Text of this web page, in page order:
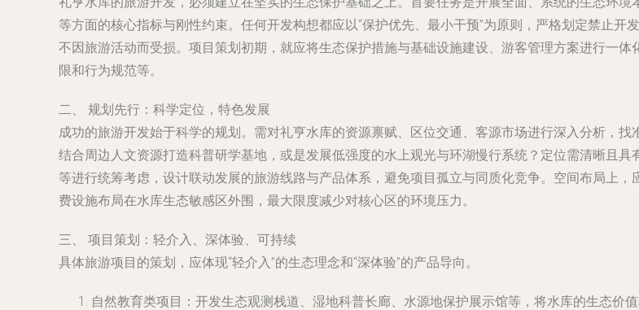
等方面的核心指标与刚性约束。任何开发构想都应以“保护优先、最小干预”为原则，严格划定禁止
不因旅游活动而受损。项目策划初期，就应将生态保护措施与基础设施建设、游客管理方案进行一
限和行为规范等。
二、 规划先行：科学定位，特色发展
成功的旅游开发始于科学的规划。需对礼亨水库的资源禀赋、区位交通、客源市场进行深入分析，
结合周边人文资源打造科普研学基地，或是发展低强度的水上观光与环湖慢行系统？定位需清晰且
等进行统筹考虑，设计联动发展的旅游线路与产品体系，避免项目孤立与同质化竞争。空间布局上
费设施布局在水库生态敏感区外围，最大限度减少对核心区的环境压力。
三、 项目策划：轻介入、深体验、可持续
具体旅游项目的策划，应体现“轻介入”的生态理念和“深体验”的产品导向。
自然教育类项目 ：开发生态观测栈道、湿地科普长廊、水源地保护展示馆等，将水库的生态价